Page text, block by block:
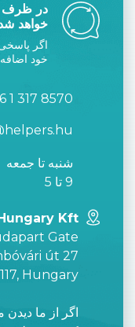
در ظرف
خواهد
اگر
خود اضافه
1 317 8570
شنبه تا جمعه
9 تا 5
Kft
Gate
út 27
Hungary